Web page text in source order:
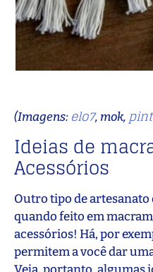
(Imagens: elo7, mok,
Ideias de
Acessórios
Outro tipo de
quando feito em
acessórios! Há, por
permitem a você dar